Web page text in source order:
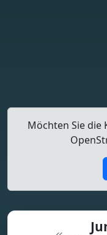
Möchten Sie die